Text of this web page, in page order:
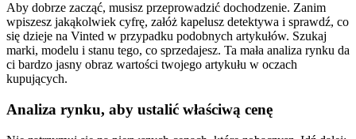
Aby dobrze zacząć, musisz przeprowadzić dochodzenie. Zanim
wpiszesz jakąkolwiek cyfrę, załóż kapelusz detektywa i sprawdź, co
się dzieje na Vinted w przypadku podobnych artykułów. Szukaj
marki, modelu i stanu tego, co sprzedajesz. Ta mała analiza rynku da
ci bardzo jasny obraz wartości twojego artykułu w oczach
kupujących.
Analiza rynku, aby ustalić właściwą cenę